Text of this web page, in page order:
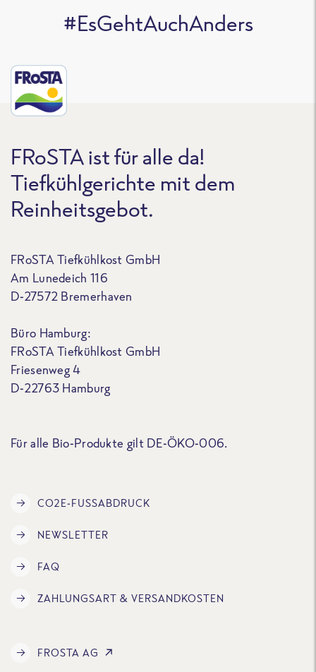
#EsGehtAuchAnders
FRoSTA ist für alle da!
Tiefkühlgerichte mit dem
Reinheitsgebot.
FRoSTA Tiefkühlkost GmbH
Am Lunedeich 116
D-27572 Bremerhaven
Büro Hamburg:
FRoSTA Tiefkühlkost GmbH
Friesenweg 4
D-22763 Hamburg
Für alle Bio-Produkte gilt DE-ÖKO-006.
CO2E-FUSSABDRUCK
NEWSLETTER
FAQ
ZAHLUNGSART & VERSANDKOSTEN
FROSTA AG